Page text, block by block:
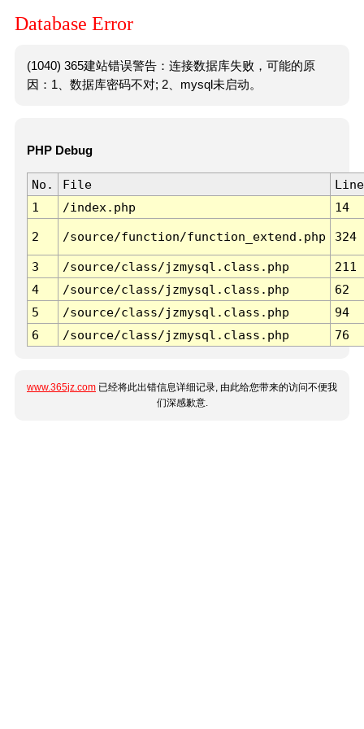
Database Error
(1040) 365建站错误警告：连接数据库失败，可能的原
因：1、数据库密码不对; 2、mysql未启动。
PHP Debug
No. File
Line
1
/index.php 14
2 /source/function/function_extend.php 324
3 /source/class/jzmysql.class.php
211
4
/source/class/jzmysql.class.php
62
5
/source/class/jzmysql.class.php
94
6
/source/class/jzmysql.class.php 76
www.365jz.com 已经将此出错信息详细记录, 由此给您带来的访问不便我
们深感歉意.